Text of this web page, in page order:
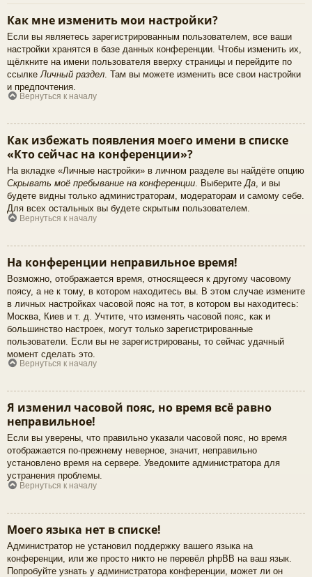
Как мне изменить мои настройки?
Если вы являетесь зарегистрированным пользователем, все ваши
настройки хранятся в базе данных конференции. Чтобы изменить их,
щёлкните на имени пользователя вверху страницы и перейдите по
ссылке Личный раздел . Там вы можете изменить все свои настройки
и предпочтения.
Вернуться к началу
Как избежать появления моего имени в списке
«Кто сейчас на конференции»?
На вкладке «Личные настройки» в личном разделе вы найдёте опцию
Скрывать моё пребывание на конференции. ВыберитеДа, и вы
будете видны только администраторам, модераторам и самому себе.
Для всех остальных вы будете скрытым пользователем.
Вернуться к началу
На конференции неправильное время!
Возможно, отображается время, относящееся к другому часовому
поясу, а не к тому, в котором находитесь вы. В этом случае измените
в личных настройках часовой пояс на тот, в котором вы находитесь:
Москва, Киев и т. д. Учтите, что изменять часовой пояс, как и
большинство настроек, могут только зарегистрированные
пользователи. Если вы не зарегистрированы, то сейчас удачный
момент сделать это.
Вернуться к началу
Я изменил часовой пояс, но время всё равно
неправильное!
Если вы уверены, что правильно указали часовой пояс, но время
отображается по-прежнему неверное, значит, неправильно
установлено время на сервере. Уведомите администратора для
устранения проблемы.
Вернуться к началу
Моего языка нет в списке!
Администратор не установил поддержку вашего языка на
конференции, или же просто никто не перевёл phpBB на ваш язык.
Попробуйте узнать у администратора конференции, может ли он